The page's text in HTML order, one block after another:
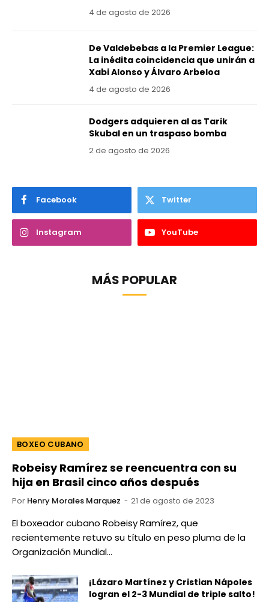
4 de agosto de 2026
De Valdebebas a la Premier League:
La inédita coincidencia que unirán a
Xabi Alonso y Álvaro Arbeloa
4 de agosto de 2026
Dodgers adquieren al as Tarik
Skubal en un traspaso bomba
2 de agosto de 2026
Facebook Twitter
Instagram YouTube
MÁS POPULAR
BOXEO CUBANO
Robeisy Ramírez se reencuentra con su
hija en Brasil cinco años después
Por Henry Morales Marquez 21 de agosto de 2023
El boxeador cubano Robeisy Ramírez, que
recientemente retuvo su título en peso pluma de la
Organización Mundial…
¡Lázaro Martínez y Cristian Nápoles
logran el 2-3 Mundial de triple salto!